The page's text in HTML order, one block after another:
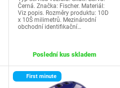
Černá. Značka: Fischer. Materiál:
Viz popis. Rozměry produktu: 10D
x 10Š milimetrů. Mezinárodní
obchodní identifikační…
Poslední kus skladem
First minute